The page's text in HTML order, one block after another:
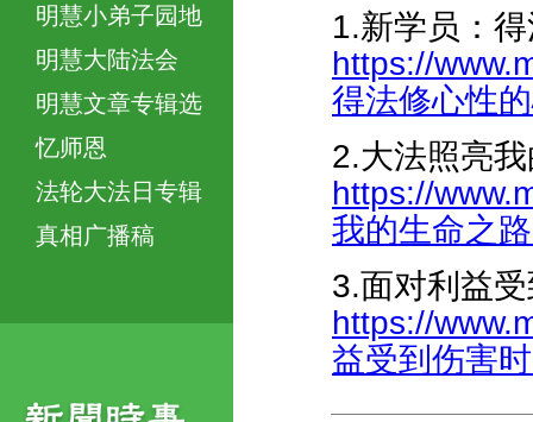
明慧小弟子园地
明慧大陆法会
明慧文章专辑选
忆师恩
法轮大法日专辑
真相广播稿
1.新学员：
https://
得法修心性
2.大法照亮
https://
我的生命之
3.面对利益
https://
益受到伤害